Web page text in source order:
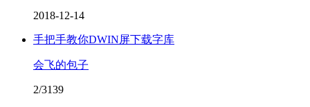
2018-12-14
手把手教你DWIN屏下载字库
会飞的包子
2/3139